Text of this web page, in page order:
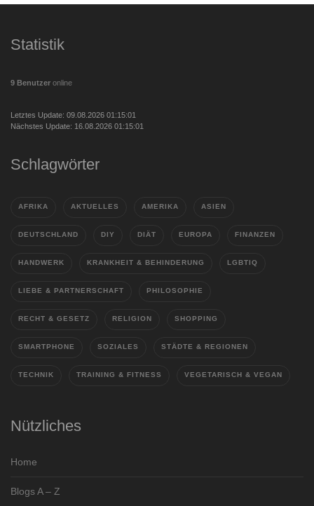
Statistik
9 Benutzer online
Letztes Update: 09.08.2026 01:15:01
Nächstes Update: 16.08.2026 01:15:01
Schlagwörter
AFRIKA AKTUELLES AMERIKA ASIEN
DEUTSCHLAND DIY DIÄT EUROPA FINANZEN
HANDWERK KRANKHEIT & BEHINDERUNG LGBTIQ
LIEBE & PARTNERSCHAFT PHILOSOPHIE
RECHT & GESETZ RELIGION SHOPPING
SMARTPHONE SOZIALES STÄDTE & REGIONEN
TECHNIK TRAINING & FITNESS VEGETARISCH & VEGAN
Nützliches
Home
Blogs A – Z